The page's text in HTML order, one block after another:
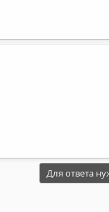
Для ответа